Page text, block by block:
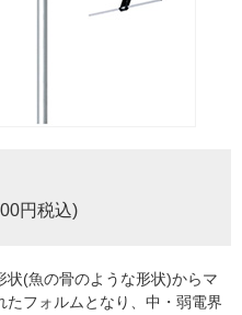
円税込)
状(魚の骨のような形状)からマ
フォルムとなり、中・弱電界